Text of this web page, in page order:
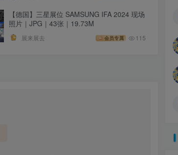
【德国】三星展位 SAMSUNG IFA 2024 现场
照片｜JPG｜43张｜19.73M
展来展去 会员专属 115